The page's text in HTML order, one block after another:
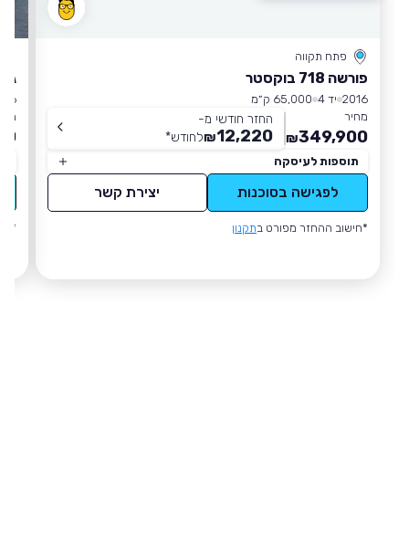
פתח תקווה
פורשה 718 בוקסטר
2016 יד 4
65,000 ק״מ
מחיר
349,900
₪
החזר חודשי מ-
12,220
₪לחודש*
תוספות לעיסקה
לפגישה בסוכנות יצירת קשר
*חישוב ההחזר מפורט בתקנון